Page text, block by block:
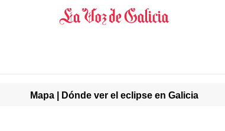
Mapa | Dónde ver el eclipse en Galicia